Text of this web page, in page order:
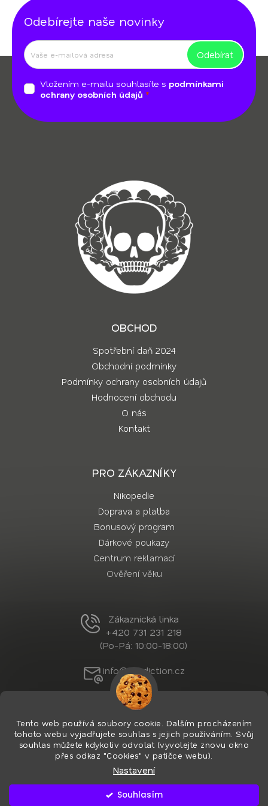
Tento web používá soubory cookie. Dalším procházením
tohoto webu vyjadřujete souhlas s jejich používáním. Svůj
souhlas můžete kdykoliv odvolat (vyvolejte znovu okno
přes odkaz "Cookies" v patičce webu).
Nastavení
Souhlasím
p
Odebírejte naše novinky
Vložením e-mailu souhlasíte s podmínkami
ochrany osobních údajů
Odebírat
OBCHOD
Spotřební daň 2024
Obchodní podmínky
Podmínky ochrany osobních údajů
Hodnocení obchodu
O nás
Kontakt
PRO ZÁKAZNÍKY
Nikopedie
Doprava a platba
Bonusový program
Dárkové poukazy
Centrum reklamací
Ověření věku
Zákaznická linka
+420 731 231 218
(Po-Pá: 10:00-18:00)
info@nordiction.cz
Vytvořil Shoptet Premium
Copyright 2026Nordiction.cz. Všechna práva
Upravit nastavení cookies